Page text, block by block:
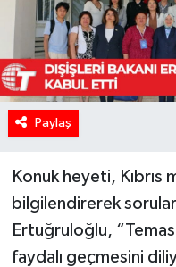
Paylaş
Konuk heyeti, Kıbrıs
bilgilendirerek
Ertuğruloğlu,
faydalı geçmesini